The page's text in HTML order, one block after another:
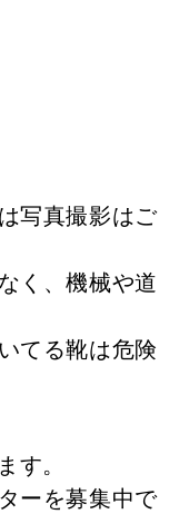
写真撮影はご
く、機械や道
てる靴は危険
す。
ーを募集中で